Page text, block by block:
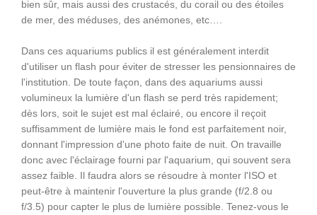
bien sûr, mais aussi des crustacés, du corail ou des étoiles
de mer, des méduses, des anémones, etc….
Dans ces aquariums publics il est généralement interdit
d'utiliser un flash pour éviter de stresser les pensionnaires de
l'institution. De toute façon, dans des aquariums aussi
volumineux la lumière d'un flash se perd très rapidement;
dès lors, soit le sujet est mal éclairé, ou encore il reçoit
suffisamment de lumière mais le fond est parfaitement noir,
donnant l'impression d'une photo faite de nuit. On travaille
donc avec l'éclairage fourni par l'aquarium, qui souvent sera
assez faible. Il faudra alors se résoudre à monter l'ISO et
peut-être à maintenir l'ouverture la plus grande (f/2.8 ou
f/3.5) pour capter le plus de lumière possible. Tenez-vous le